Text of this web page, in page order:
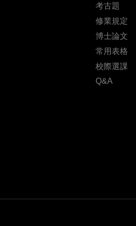
考古題
修業規定
博士論文
常用表格
校際選課
Q&A